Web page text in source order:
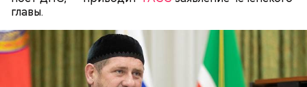
главы.
Миссюры Константин. 3 февраля того же года,
когда молодые люди ехали вместе в машине,
подозреваемый угостил приятеля морсом с
этиленгликолем. Через два дня Константин умер в
больнице.
Общественник Шамиль Хадулаев писал в своем
назначил Кадирханову встречу, пришел на нее
вместе с друзьями и жестоко избил оппонента.
Пострадавший тогда не стал обращаться в
полицию, но подтвердил эту информацию на